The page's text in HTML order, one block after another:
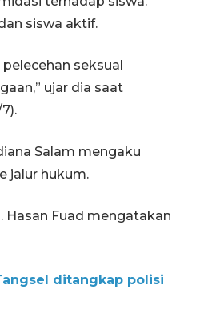
siswa aktif.
seksual
ujar dia saat
Salam mengaku
jalur hukum.
Hasan Fuad mengatakan
ditangkap polisi